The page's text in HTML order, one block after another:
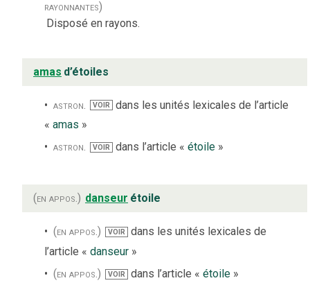
rayonnantes)
Disposé en rayons.
amas d’étoiles
astron. VOIR
dans les unités lexicales de l’article
« amas »
astron.
VOIR dans l’article « étoile»
(en appos.) danseur étoile
(en appos.) VOIR
dans les unités lexicales de
l’article « danseur »
(en appos.)
VOIR dans l’article « étoile»